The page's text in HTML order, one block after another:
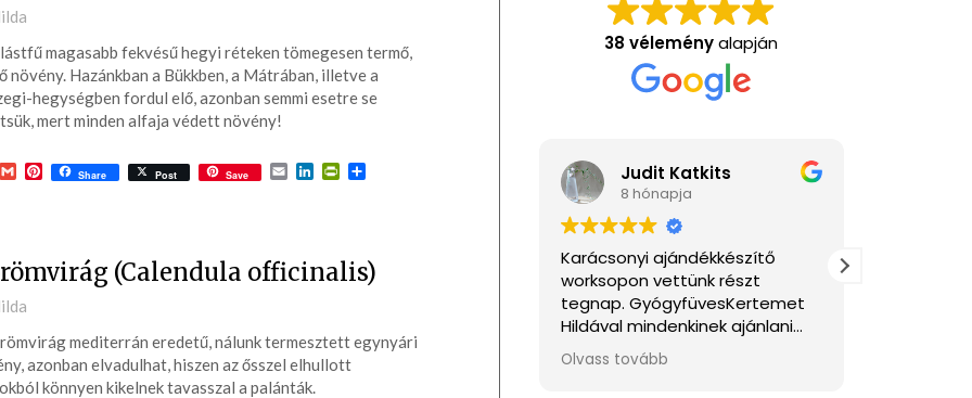
magasabb fekvésű hegyi réteken tömegesen termő,
növény. Hazánkban a Bükkben, a Mátrában, illetve a
hegységben fordul elő, azonban semmi esetre se
mert minden alfaja védett növény!
GmailPinterest
Share Post Save EmailLinkedInPrintFriendly
Ossza
(Calendula officinalis)
mediterrán eredetű, nálunk termesztett egynyári
azonban elvadulhat, hiszen az ősszel elhullott
könnyen kikelnek tavasszal a palánták.
38 véleményalapján
Judit Katkits
8 hónapja
Karácsonyi ajándékkészítő
worksopon vettünk részt
tegnap. GyógyfüvesKertemet
Hildával mindenkinek ajánlani
tudom, ha feltöltődésre,
egyben tudásra vágyik kellemes
Olvass tovább